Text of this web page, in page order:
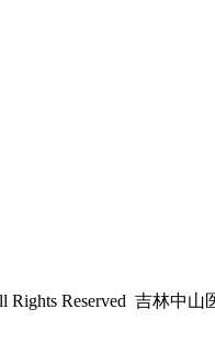
Reserved 吉林中山